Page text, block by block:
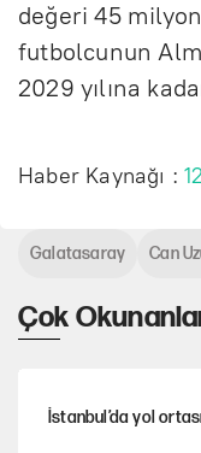
değeri 45
futbolcunun
2029 yılına
Haber Kaynağı :
Çok
İstanbul’da yol
Galatasaray Can